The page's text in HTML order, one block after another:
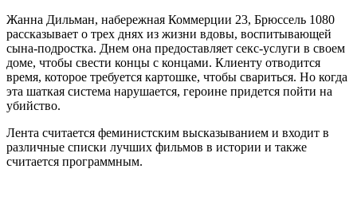
Жанна Дильман, набережная Коммерции 23, Брюссель 1080
рассказывает о трех днях из жизни вдовы, воспитывающей
сына-подростка. Днем она предоставляет секс-услуги в своем
доме, чтобы свести концы с концами. Клиенту отводится
время, которое требуется картошке, чтобы свариться. Но когда
эта шаткая система нарушается, героине придется пойти на
убийство.
Лента считается феминистским высказыванием и входит в
различные списки лучших фильмов в истории и также
считается программным.